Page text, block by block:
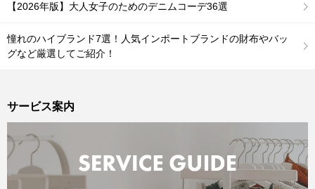
【2026年版】大人女子のためのデニムコーデ36選
憧れのハイブランド7選！人気インポートブランドの財布やバッ
グなど厳選してご紹介！
サービス案内